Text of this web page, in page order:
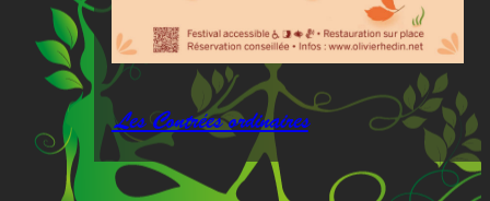
Les Contrées ordinaires